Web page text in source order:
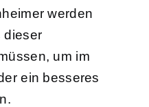
werden
dieser
um im
ein besseres